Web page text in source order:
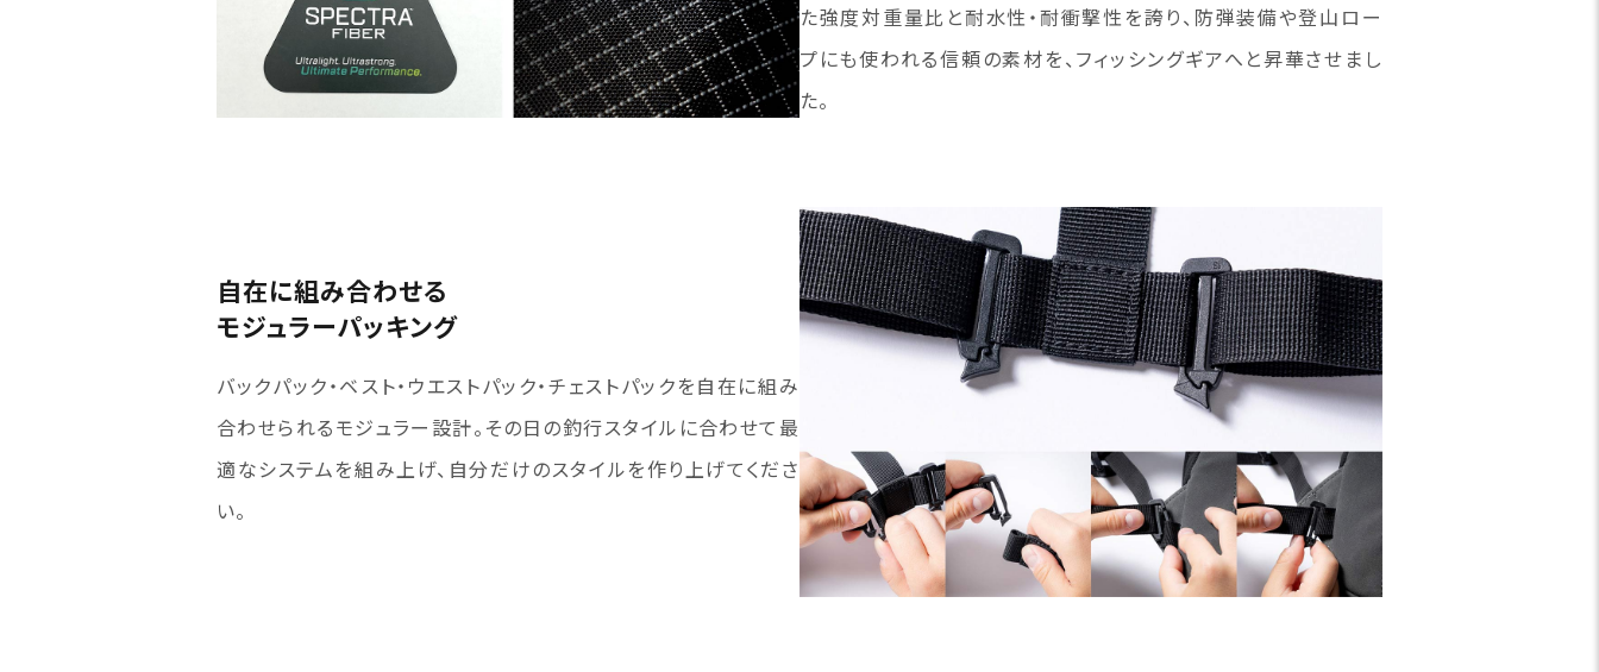
た強度対重量比と耐水性・耐衝撃性を誇り、防弾装備や登山ロー
プにも使われる信頼の素材を、フィッシングギアへと昇華させまし
た。
自在に組み合わせる
モジュラーパッキング
バックパック・ベスト・ウエストパック・チェストパックを自在に組み
合わせられるモジュラー設計。その日の釣行スタイルに合わせて最
適なシステムを組み上げ、自分だけのスタイルを作り上げてくださ
い。